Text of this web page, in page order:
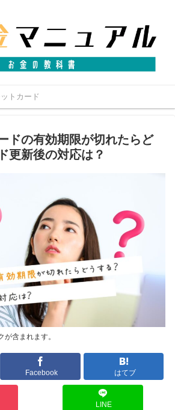
トカード
ドの有効期限が切れたらど
更新後の対応は？
含まれます。
Facebook はてブ
LINE